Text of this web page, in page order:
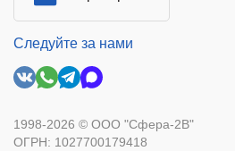
Следуйте за нами
1998-2026 © ООО "Сфера-2В"
ОГРН: 1027700179418